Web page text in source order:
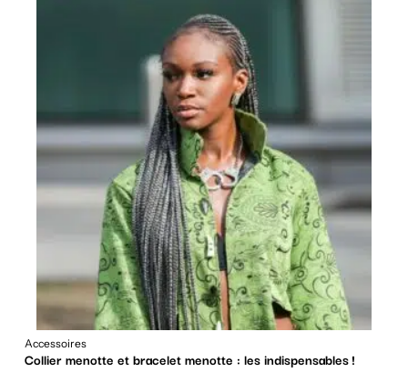
Accessoires
Collier menotte et bracelet menotte : les indispensables !